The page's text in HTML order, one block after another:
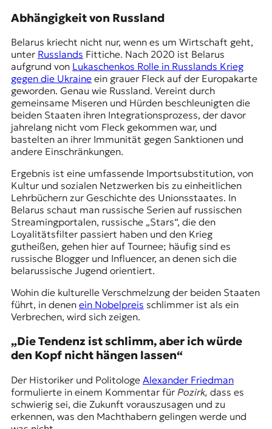
Abhängigkeit von Russland
Belarus kriecht nicht nur, wenn es um Wirtschaft geht,
unter Russlands Fittiche. Nach 2020 ist Belarus
aufgrund von Lukaschenkos Rolle in Russlands Krieg
gegen die Ukraineein grauer Fleck auf der Europakarte
geworden. Genau wie Russland. Vereint durch
gemeinsame Miseren und Hürden beschleunigten die
beiden Staaten ihren Integrationsprozess, der davor
jahrelang nicht vom Fleck gekommen war, und
bastelten an ihrer Immunität gegen Sanktionen und
andere Einschränkungen.
Ergebnis ist eine umfassende Importsubstitution, von
Kultur und sozialen Netzwerken bis zu einheitlichen
Lehrbüchern zur Geschichte des Unionsstaates. In
Belarus schaut man russische Serien auf russischen
Streamingportalen, russische „Stars“, die den
Loyalitätsfilter passiert haben und den Krieg
gutheißen, gehen hier auf Tournee; häufig sind es
russische Blogger und Influencer, an denen sich die
belarussische Jugend orientiert.
Wohin die kulturelle Verschmelzung der beiden Staaten
führt, in denen ein Nobelpreis schlimmer ist als ein
Verbrechen, wird sich zeigen.
„Die Tendenz ist schlimm, aber ich würde
den Kopf nicht hängen lassen“
Der Historiker und Politologe Alexander Friedman
formulierte in einem Kommentar für Pozirk, dass es
schwierig sei, die Zukunft vorauszusagen und zu
erkennen, was den Machthabern gelingen werde und